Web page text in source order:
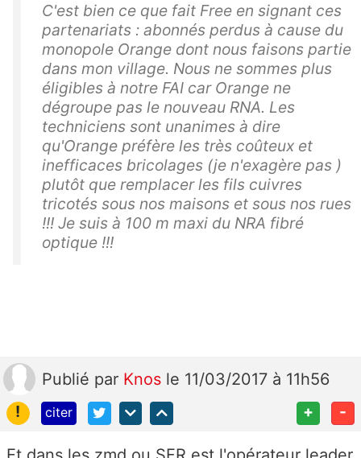
C'est bien ce que fait Free en signant ces
partenariats : abonnés perdus à cause du
monopole Orange dont nous faisons partie
dans mon village. Nous ne sommes plus
éligibles à notre FAI car Orange ne
dégroupe pas le nouveau RNA. Les
techniciens sont unanimes à dire
qu'Orange préfère les très coûteux et
inefficaces bricolages (je n'exagère pas )
plutôt que remplacer les fils cuivres
tricotés sous nos maisons et sous nos rues
!!! Je suis à 100 m maxi du NRA fibré
optique !!!
Publié par Knos le 11/03/2017 à 11h56
!
citer + -